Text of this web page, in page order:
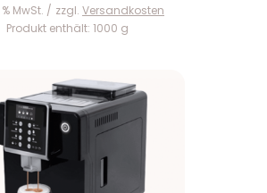
MwSt. zzgl. Versandkosten
Produkt enthält: 1000 g